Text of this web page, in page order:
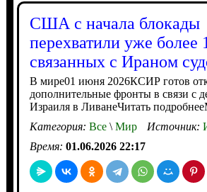
США с начала блокады
перехватили уже более
связанных с Ираном
В мире01 июня 2026КСИР готов
дополнительные фронты в связи с
Израиля в ЛиванеЧитать
Категория: Все\Мир Источник:
Время: 01.06.2026 22:17